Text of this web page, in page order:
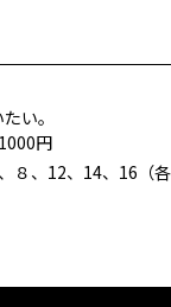
い。
円
８、12、14、16（各